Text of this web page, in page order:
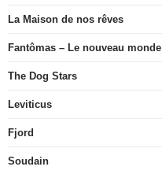
La Maison de nos rêves
Fantômas – Le nouveau monde
The Dog Stars
Leviticus
Fjord
Soudain